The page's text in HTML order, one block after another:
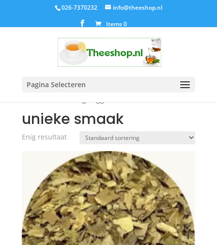
026-7370232
info@theeshop.nl
Items 0
Pagina Selecteren
unieke smaak
Enig resultaat